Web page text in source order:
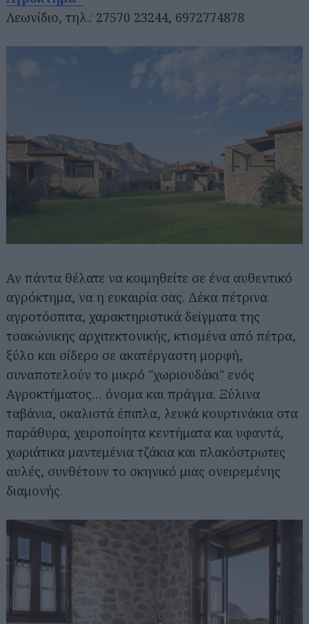
Λεωνίδιο, τηλ.: 27570 23244, 6972774878
Αν πάντα θέλατε να κοιμηθείτε σε ένα αυθεντικό
αγρόκτημα, να η ευκαιρία σας. Δέκα πέτρινα
αγροτόσπιτα, χαρακτηριστικά δείγματα της
τσακώνικης αρχιτεκτονικής, κτισμένα από πέτρα,
ξύλο και σίδερο σε ακατέργαστη μορφή,
συναποτελούν το μικρό "χωριουδάκι" ενός
Αγροκτήματος… όνομα και πράγμα. Ξύλινα
ταβάνια, σκαλιστά έπιπλα, λευκά κουρτινάκια στα
παράθυρα, χειροποίητα κεντήματα και υφαντά,
χωριάτικα μαντεμένια τζάκια και πλακόστρωτες
αυλές, συνθέτουν το σκηνικό μιας ονειρεμένης
διαμονής.